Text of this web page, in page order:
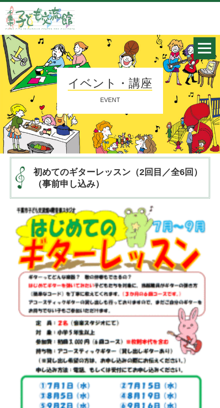
イベント・講座
EVENT
初めてのギターレッスン（2回目／全6回）
（事前申し込み）